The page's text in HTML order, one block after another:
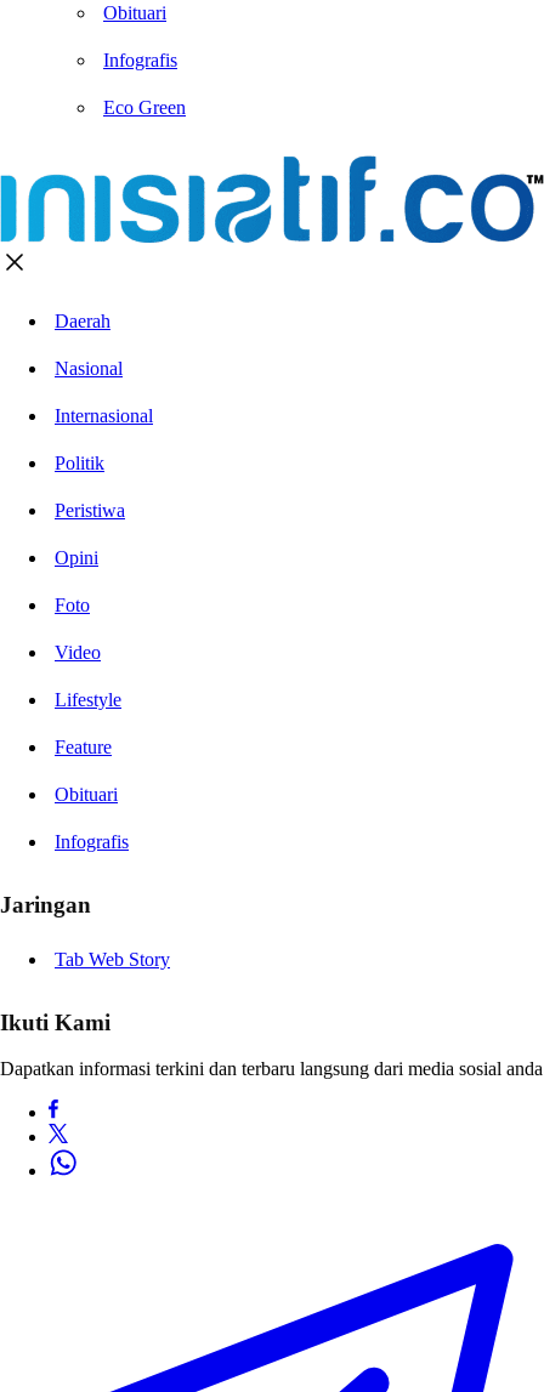
Obituari
Infografis
Eco Green
Daerah
Nasional
Internasional
Politik
Peristiwa
Opini
Foto
Video
Lifestyle
Feature
Obituari
Infografis
Jaringan
Tab Web Story
Ikuti Kami
Dapatkan informasi terkini dan terbaru langsung dari media sosial anda